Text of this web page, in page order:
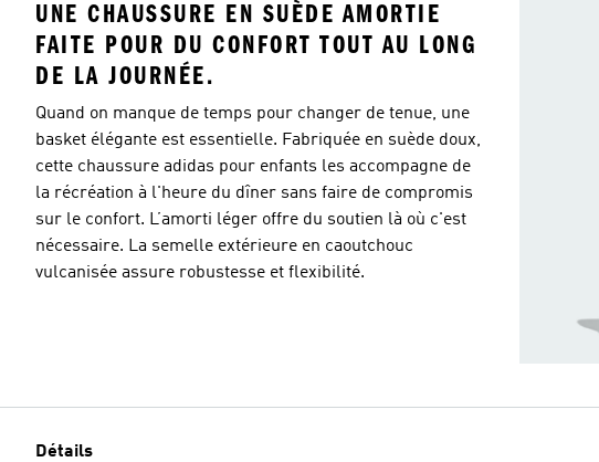
UNE CHAUSSURE EN SUÈDE AMORTIE
FAITE POUR DU CONFORT TOUT AU LONG
DE LA JOURNÉE.
Quand on manque de temps pour changer de tenue, une
basket élégante est essentielle. Fabriquée en suède doux,
cette chaussure adidas pour enfants les accompagne de
la récréation à l'heure du dîner sans faire de compromis
sur le confort. L’amorti léger offre du soutien là où c'est
nécessaire. La semelle extérieure en caoutchouc
vulcanisée assure robustesse et flexibilité.
Détails